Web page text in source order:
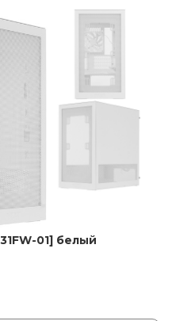
01] белый